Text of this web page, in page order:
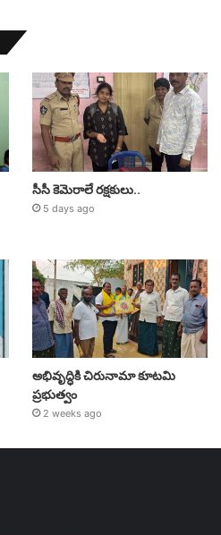
సీసీ కెమెరాలే రక్షకులు..
5 days ago
అభివృద్ధికి చిరునామా కూటమి
ప్రభుత్వం
2 weeks ago